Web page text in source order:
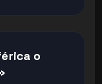
o